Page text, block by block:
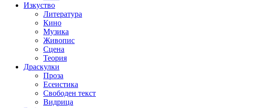
Изкуство
Литература
Кино
Музика
Живопис
Сцена
Теория
Драскулки
Проза
Есеистика
Свободен текст
Видрица